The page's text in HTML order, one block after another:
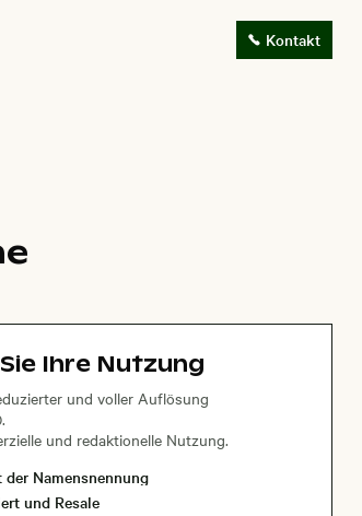
Kontakt
springen
Sie Ihre Nutzung
und voller Auflösung
und redaktionelle Nutzung.
der Namensnennung
und Resale